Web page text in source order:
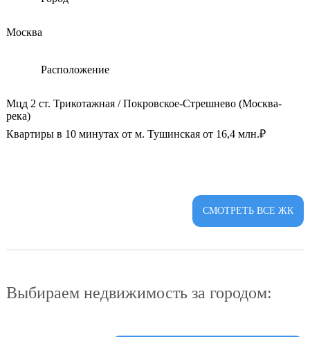
Москва
Расположение
Мцд 2 ст. Трикотажная / Покровское-Стрешнево (Москва-
река)
Квартиры в 10 минутах от м. Тушинская от 16,4 млн.₽
СМОТРЕТЬ ВСЕ ЖК
Выбираем недвижимость за городом: